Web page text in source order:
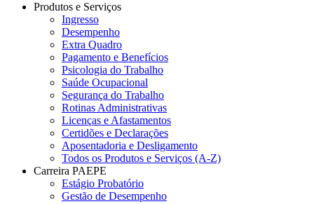
Produtos e Serviços
Ingresso
Desempenho
Extra Quadro
Pagamento e Benefícios
Psicologia do Trabalho
Saúde Ocupacional
Segurança do Trabalho
Rotinas Administrativas
Licenças e Afastamentos
Certidões e Declarações
Aposentadoria e Desligamento
Todos os Produtos e Serviços (A-Z)
Carreira PAEPE
Estágio Probatório
Gestão de Desempenho